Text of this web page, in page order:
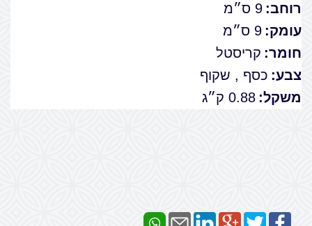
רוחב: 9 ס״מ
עומק: 9 ס״מ
חומר: קריסטל
צבע: כסף , שקוף
משקל: 0.88 ק״ג